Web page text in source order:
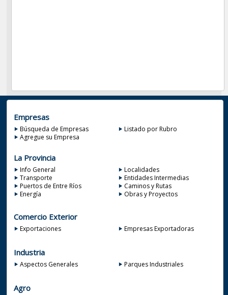
Empresas
Búsqueda de Empresas
Listado por Rubro
Agregue su Empresa
La Provincia
Info General
Localidades
Transporte
Entidades Intermedias
Puertos de Entre Ríos
Caminos y Rutas
Energía
Obras y Proyectos
Comercio Exterior
Exportaciones Empresas Exportadoras
Industria
Aspectos Generales Parques Industriales
Agro